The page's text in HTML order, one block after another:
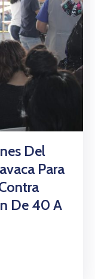
Del
Para
De 40 A